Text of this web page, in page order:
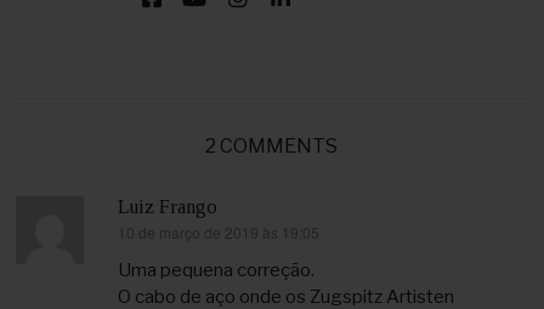
2 COMMENTS
Luiz Frango
disse:
10 de março de 2019 às 19:05
Uma pequena correção.
O cabo de aço onde os Zugspitz Artisten